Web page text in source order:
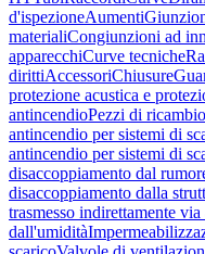
d'ispezioneAumenti
materialiCongiunzioni ad
apparecchiCurve tecniche
dirittiAccessoriChiusure
protezione acustica e
antincendioPezzi di
antincendio per sistemi di
antincendio per sistemi di
disaccoppiamento dal
disaccoppiamento dalla
trasmesso indirettamente via
dall'umidità